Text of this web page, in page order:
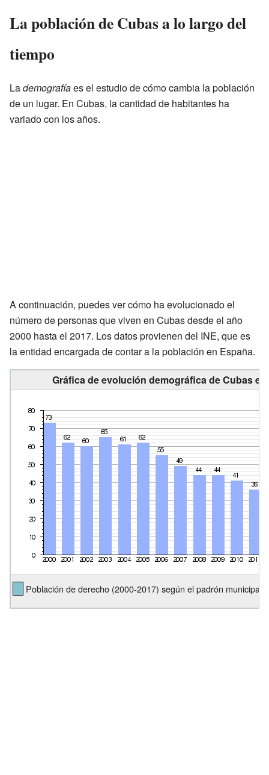
La población de Cubas a lo largo del
tiempo
Lademografíaes el estudio de cómo cambia la población
de un lugar. En Cubas, la cantidad de habitantes ha
variado con los años.
A continuación, puedes ver cómo ha evolucionado el
número de personas que viven en Cubas desde el año
2000 hasta el 2017. Los datos provienen del INE, que es
la entidad encargada de contar a la población en España.
Gráfica de evolución demográfica de Cubas
Población de derecho (2000-2017) según el padrón municipal